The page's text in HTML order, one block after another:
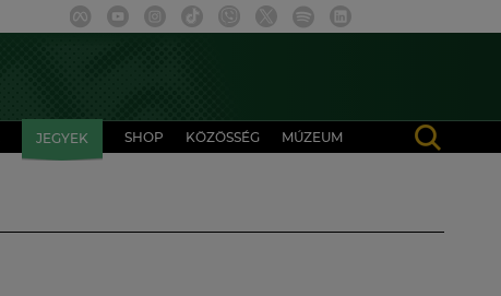
JEGYEK SHOP KÖZÖSSÉG MÚZEUM